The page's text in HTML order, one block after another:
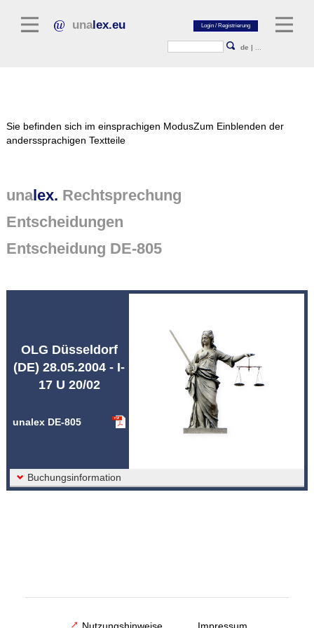
unalex.eu
de |
Normtexte
Rechtsprechung
Sie befinden sich im einsprachigen ModusZum Einblenden der
anderssprachigen Textteile
unalex. Rechtsprechung
Entscheidungen
Entscheidung DE-805
OLG Düsseldorf
(DE) 28.05.2004 - I-
17 U 20/02
unalex DE-805
Buchungsinformation
Nutzungshinweise Impressum